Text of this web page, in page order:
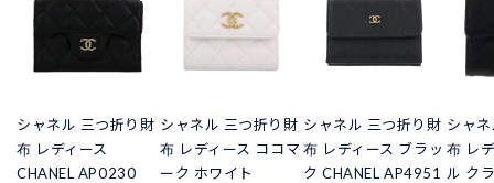
シャネル 三つ折り財
布 レディース
CHANEL AP0230
シャネル 三つ折り財
布 レディース ココマ
ーク ホワイト
シャネル 三つ折り財
布 レディース ブラッ
ク CHANEL AP4951
シャ
布 レ
ル ク